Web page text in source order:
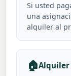
Si usted
una
alquiler al
🏠Alquiler